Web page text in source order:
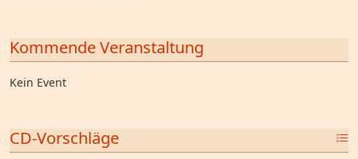
Kommende Veranstaltung
Kein Event
CD-Vorschläge